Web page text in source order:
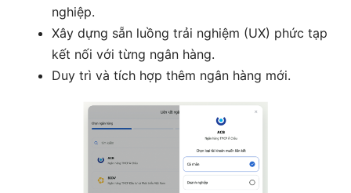
nghiệp.
Xây dựng sẵn luồng trải nghiệm (UX) phức tạp
kết nối với từng ngân hàng.
Duy trì và tích hợp thêm ngân hàng mới.